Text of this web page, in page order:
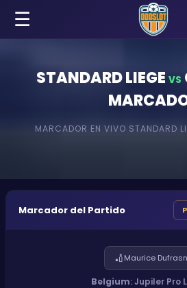
☰
STANDARD LIEGE VS
MARCADOR EN VIVO STANDARD
Marcador del Partido
🏏Maurice
Belgium:Jupiler Pro